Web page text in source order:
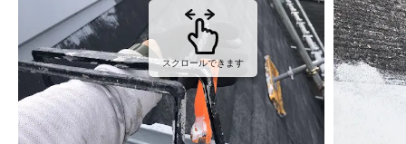
スクロールできます